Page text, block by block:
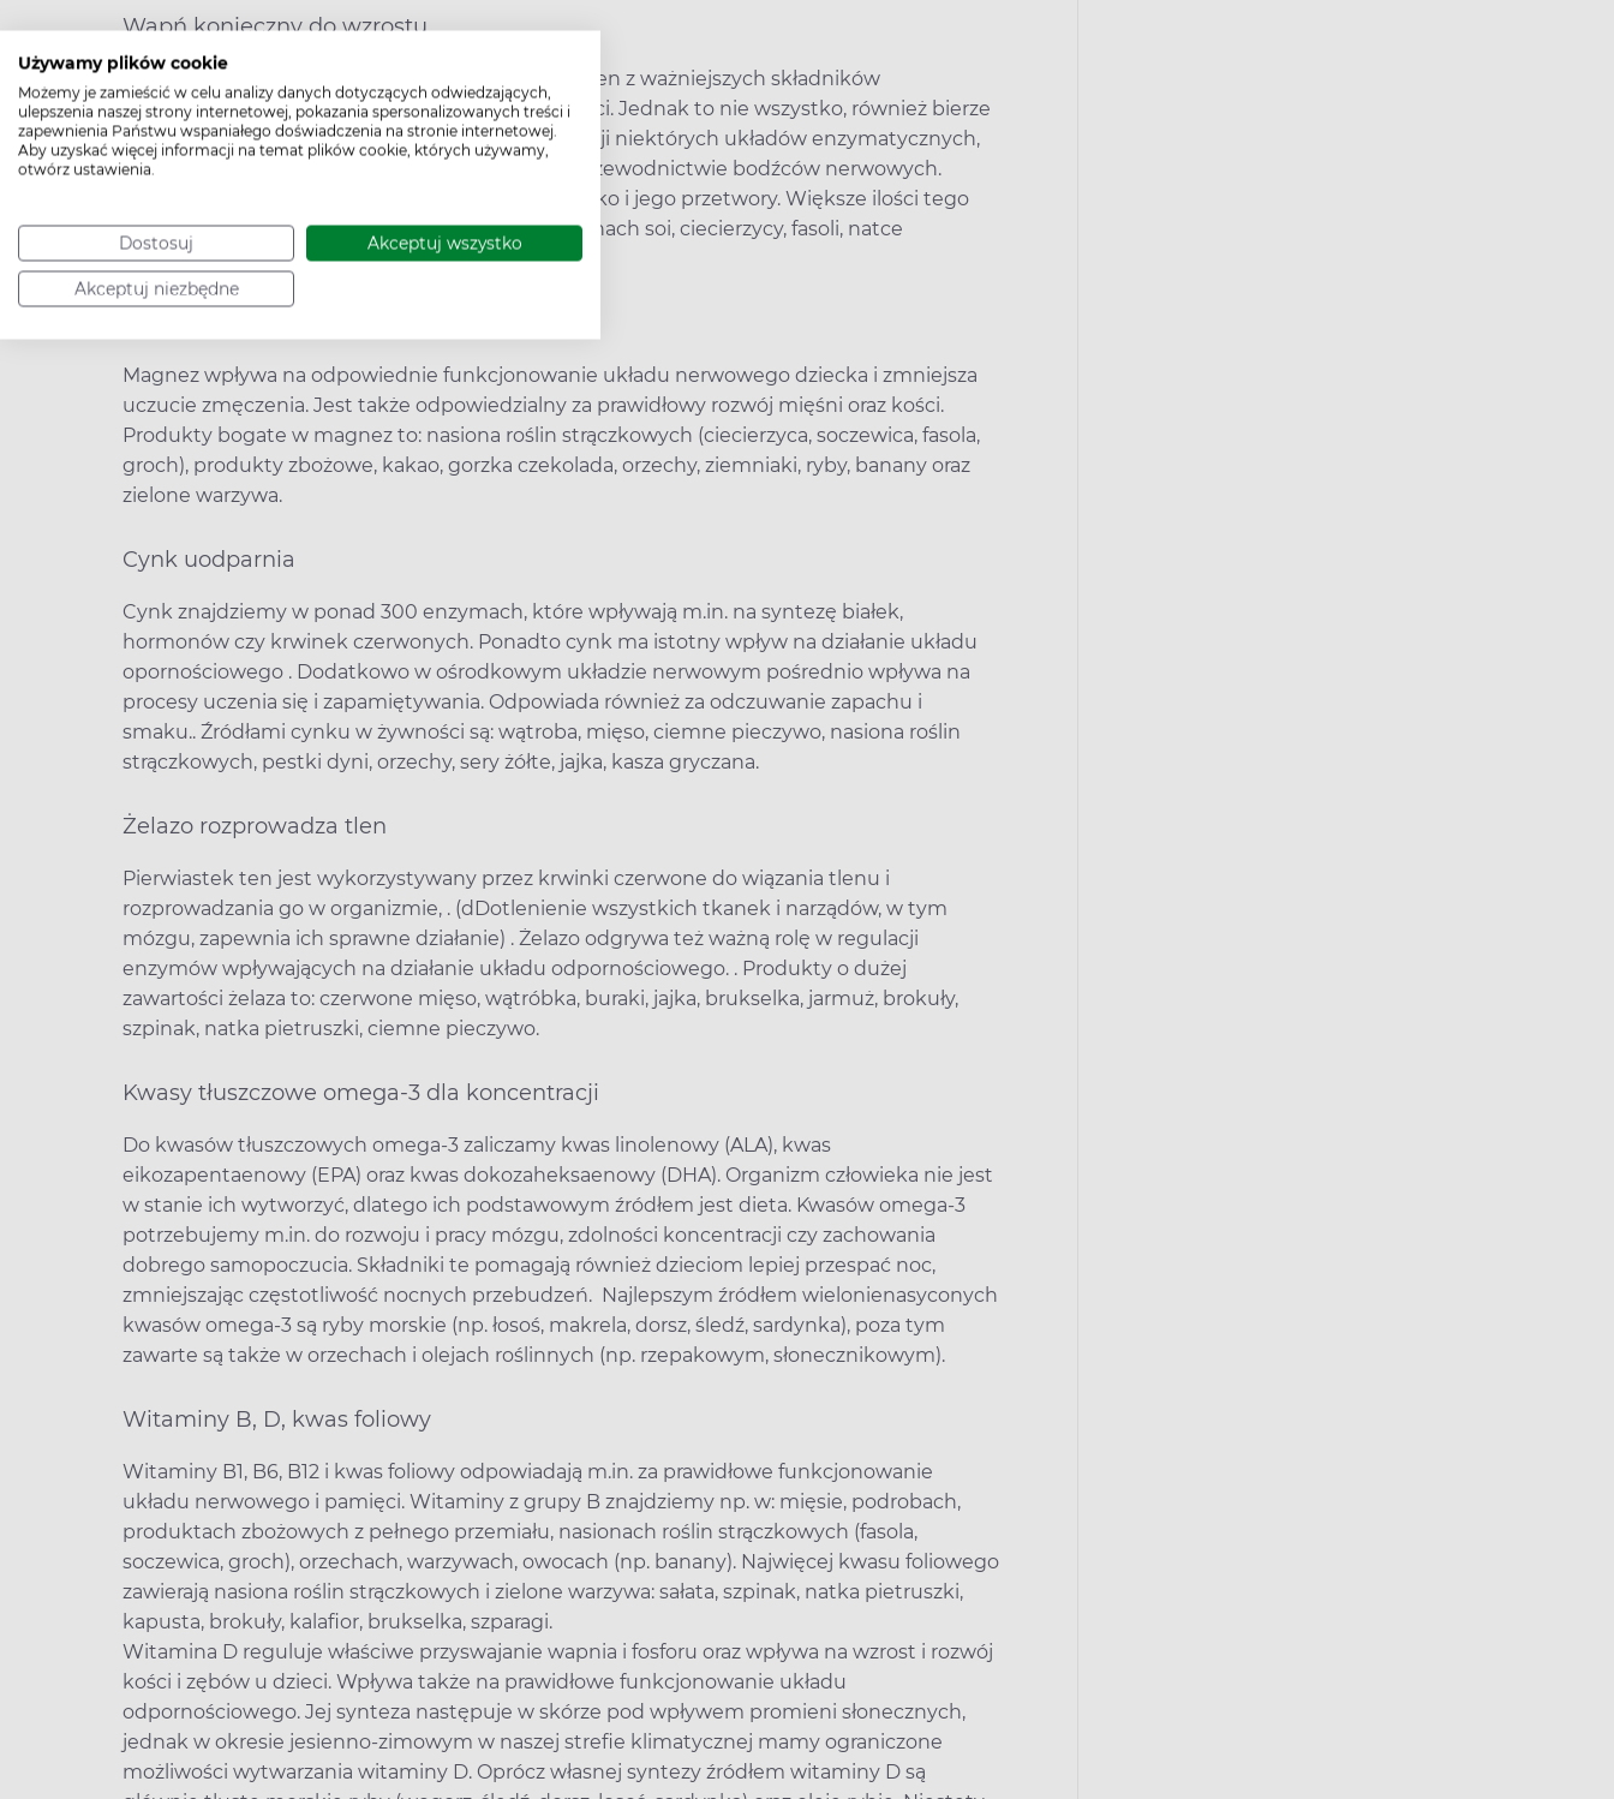
Używamy plików cookie
Możemy je zamieścić w celu analizy danych dotyczących odwiedzających,
ulepszenia naszej strony internetowej, pokazania spersonalizowanych treści i
zapewnienia Państwu wspaniałego doświadczenia na stronie internetowej.
Aby uzyskać więcej informacji na temat plików cookie, których używamy,
otwórz ustawienia.
Dostosuj Akceptuj wszystko
Akceptuj niezbędne
Wapń konieczny do wzrostu
Wapń to podstawowy składnik kości i zębów i jeden z ważniejszych składników
odżywczych w czasie intensywnego wzrostu dzieci. Jednak to nie wszystko, również bierze
udział w prawidłowej kurczliwości mięśni, aktywacji niektórych układów enzymatycznych,
normalizacji układu krzepnięcia krwi, a także w przewodnictwie bodźców nerwowych.
Podstawowym i bogatym źródłem wapnia są mleko i jego przetwory. Większe ilości tego
pierwiastka znajdziemy również w sezamie, nasionach soi, ciecierzycy, fasoli, natce
pietruszki oraz czy nasionach słonecznika
Magnez wpływa na odpowiednie funkcjonowanie układu nerwowego dziecka i zmniejsza
uczucie zmęczenia. Jest także odpowiedzialny za prawidłowy rozwój mięśni oraz kości.
Produkty bogate w magnez to: nasiona roślin strączkowych (ciecierzyca, soczewica, fasola,
groch), produkty zbożowe, kakao, gorzka czekolada, orzechy, ziemniaki, ryby, banany oraz
zielone warzywa.
Cynk uodparnia
Cynk znajdziemy w ponad 300 enzymach, które wpływają m.in. na syntezę białek,
hormonów czy krwinek czerwonych. Ponadto cynk ma istotny wpływ na działanie układu
opornościowego . Dodatkowo w ośrodkowym układzie nerwowym pośrednio wpływa na
procesy uczenia się i zapamiętywania. Odpowiada również za odczuwanie zapachu i
smaku.. Źródłami cynku w żywności są: wątroba, mięso, ciemne pieczywo, nasiona roślin
strączkowych, pestki dyni, orzechy, sery żółte, jajka, kasza gryczana.
Żelazo rozprowadza tlen
Pierwiastek ten jest wykorzystywany przez krwinki czerwone do wiązania tlenu i
rozprowadzania go w organizmie, . (dDotlenienie wszystkich tkanek i narządów, w tym
mózgu, zapewnia ich sprawne działanie) . Żelazo odgrywa też ważną rolę w regulacji
enzymów wpływających na działanie układu odpornościowego. . Produkty o dużej
zawartości żelaza to: czerwone mięso, wątróbka, buraki, jajka, brukselka, jarmuż, brokuły,
szpinak, natka pietruszki, ciemne pieczywo.
Kwasy tłuszczowe omega-3 dla koncentracji
Do kwasów tłuszczowych omega-3 zaliczamy kwas linolenowy (ALA), kwas
eikozapentaenowy (EPA) oraz kwas dokozaheksaenowy (DHA). Organizm człowieka nie jest
w stanie ich wytworzyć, dlatego ich podstawowym źródłem jest dieta. Kwasów omega-3
potrzebujemy m.in. do rozwoju i pracy mózgu, zdolności koncentracji czy zachowania
dobrego samopoczucia. Składniki te pomagają również dzieciom lepiej przespać noc,
zmniejszając częstotliwość nocnych przebudzeń. Najlepszym źródłem wielonienasyconych
kwasów omega-3 są ryby morskie (np. łosoś, makrela, dorsz, śledź, sardynka), poza tym
zawarte są także w orzechach i olejach roślinnych (np. rzepakowym, słonecznikowym).
Witaminy B, D, kwas foliowy
Witaminy B1, B6, B12 i kwas foliowy odpowiadają m.in. za prawidłowe funkcjonowanie
układu nerwowego i pamięci. Witaminy z grupy B znajdziemy np. w: mięsie, podrobach,
produktach zbożowych z pełnego przemiału, nasionach roślin strączkowych (fasola,
soczewica, groch), orzechach, warzywach, owocach (np. banany). Najwięcej kwasu foliowego
zawierają nasiona roślin strączkowych i zielone warzywa: sałata, szpinak, natka pietruszki,
kapusta, brokuły, kalafior, brukselka, szparagi.
Witamina D reguluje właściwe przyswajanie wapnia i fosforu oraz wpływa na wzrost i rozwój
kości i zębów u dzieci. Wpływa także na prawidłowe funkcjonowanie układu
odpornościowego. Jej synteza następuje w skórze pod wpływem promieni słonecznych,
jednak w okresie jesienno-zimowym w naszej strefie klimatycznej mamy ograniczone
możliwości wytwarzania witaminy D. Oprócz własnej syntezy źródłem witaminy D są